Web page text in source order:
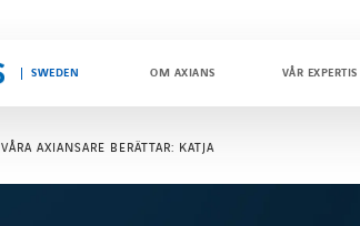
SWEDEN OM AXIANS VÅR EXPERTIS
VÅRA AXIANSARE BERÄTTAR: KATJA